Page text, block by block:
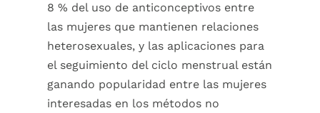
8 % del uso de anticonceptivos entre
las mujeres que mantienen relaciones
heterosexuales, y las aplicaciones para
el seguimiento del ciclo menstrual están
ganando popularidad entre las mujeres
interesadas en los métodos no